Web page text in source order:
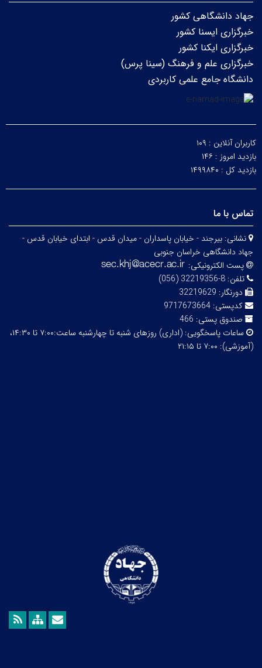
جهاد دانشگاهی کشور
خبرگزاری ایسنا کشور
خبرگزاری ایکنا کشور
خبرگزاری علم و فرهنگ (سینا پرس)
دانشگاه جامع علمی کاربردی
کاربران آنلاین : ۱۰۹
بازدید امروز : ۱۴۶
بازدید کل : ۱۴۹۹۸۴۰
تماس با ما
نشانی: بیرجند - خیابان پاسداران - میدان قدس - ابتدای خیابان قدس -
جهاد دانشگاهی خراسان جنوبی
پست الکترونیکی:
تلفن: 8-32219356 (056)
دورنگار: 32219629
کدپستی: 9717673664
صندوق پستی: 466
ساعات پاسخگویی:
(اداری) روزهای شنبه تا چهارشنبه ساعت:۷:۰۰ تا ۱۴:۳۰،
(آموزشی): ۷:۰۰ تا ۲۱:۱۵